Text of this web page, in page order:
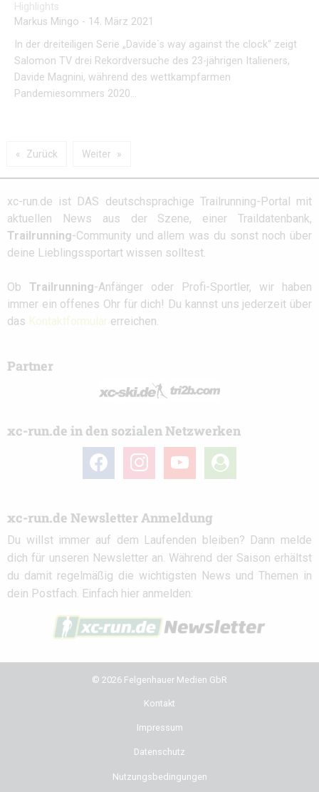
Highlights
Markus Mingo - 14. März 2021
In der dreiteiligen Serie „Davide`s way against the clock“ zeigt
Salomon TV drei Rekordversuche des 23-jährigen Italieners,
Davide Magnini, während des wettkampfarmen
Pandemiesommers 2020…
Zurück Weiter
xc-run.de ist DAS deutschsprachige Trailrunning-Portal mit
aktuellen News aus der Szene, einer Traildatenbank,
Trailrunning-Community und allem was du sonst noch über
deine Lieblingssportart wissen solltest.
Ob Trailrunning-Anfänger oder Profi-Sportler, wir haben
immer ein offenes Ohr für dich! Du kannst uns jederzeit über
das Kontaktformular erreichen.
Partner
xc-run.de in den sozialen Netzwerken
facebook instagramyoutube
user-
circle
xc-run.de Newsletter Anmeldung
Du willst immer auf dem Laufenden bleiben? Dann melde
dich für unseren Newsletter an. Während der Saison erhältst
du damit regelmäßig die wichtigsten News und Themen in
dein Postfach. Einfach hier anmelden:
© 2026 Felgenhauer Medien GbR
Kontakt
Impressum
Datenschutz
Nutzungsbedingungen